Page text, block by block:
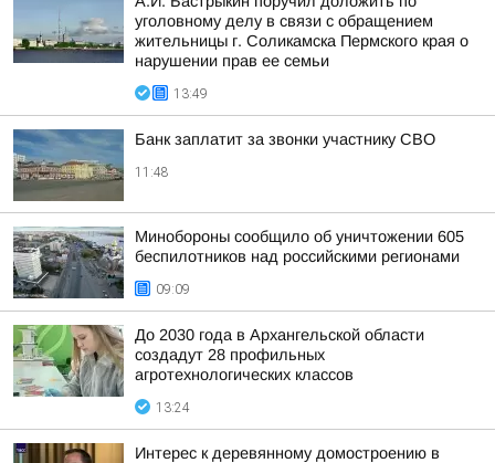
уголовному делу в связи с обращением
жительницы г. Соликамска Пермского края о
нарушении прав ее семьи
13:49
Банк заплатит за звонки участнику СВО
11:48
Минобороны сообщило об уничтожении 605
беспилотников над российскими регионами
09:09
До 2030 года в Архангельской области
создадут 28 профильных
агротехнологических классов
13:24
Интерес к деревянному домостроению в